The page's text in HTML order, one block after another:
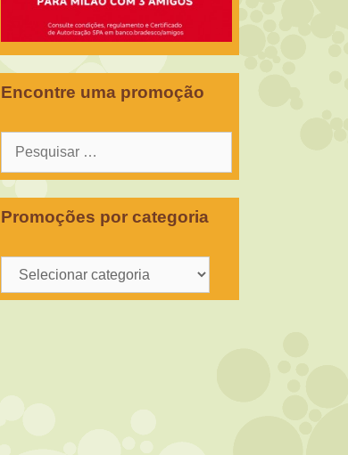
Encontre uma promoção
Pesquisar
Promoções por categoria
Promoções
por